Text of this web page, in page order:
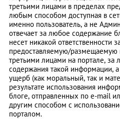
третьими лицами в пределах
любым способом доступная в
именно пользователь, а не
отвечает за любое содержание
несет никакой
предоставляемую/
третьими лицами на портале, за
содержания такой информации,
ущерб (как моральный, так и
результате использования
блоге, отправленных по e-mail
другим способом с
порталом.